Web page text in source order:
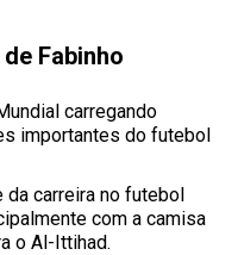
Fabinho
carregando
importantes do futebol
da carreira no futebol
com a camisa
o Al-Ittihad.